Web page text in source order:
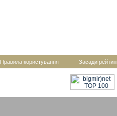
Правила користування Засади